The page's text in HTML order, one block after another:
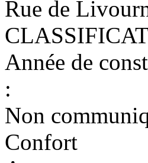
Rue de
Année de
:
Non
Confort